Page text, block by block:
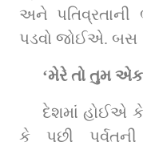
અને
પડવો જોઈએ. બસ
‘મેરે તો તુમ એક
દેશમાં હોઈએ
કે પછી